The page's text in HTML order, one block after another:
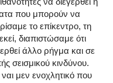
που μπορούν να
το επίκεντρο, τη
διαπιστώσαμε ότι
άλλο ρήγμα και σε
σεισμικού κινδύνου.
μεν ενοχλητικό που